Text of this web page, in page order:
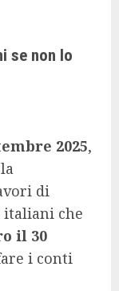
se non lo
2025,
di
che
il 30
i conti